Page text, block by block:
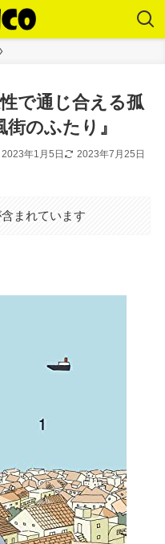
で通じ合える孤
のふたり』
2023年1月5日
2023年7月25日
まれています